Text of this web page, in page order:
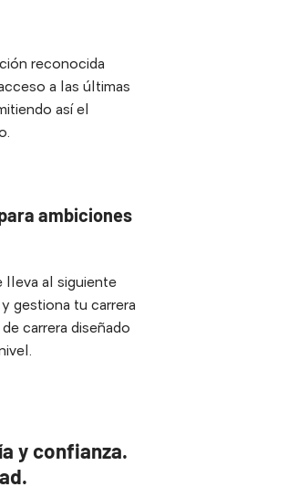
reconocida
a las últimas
así el
ambiciones
lleva al siguiente
gestiona tu carrera
carrera diseñado
y confianza.